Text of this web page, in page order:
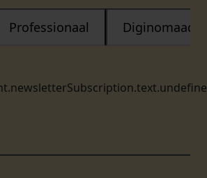
Professionaal Diginomaad